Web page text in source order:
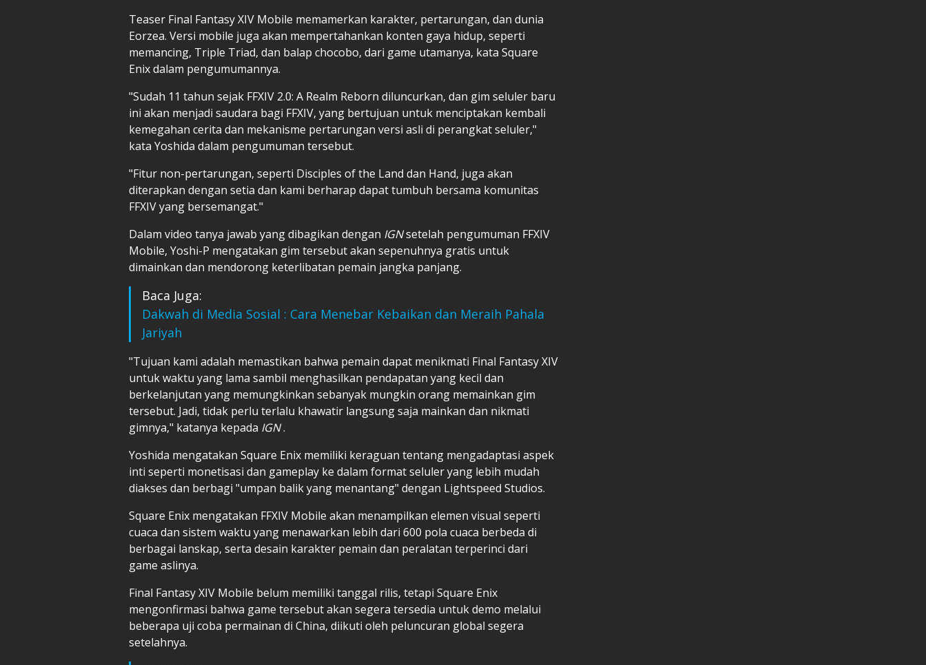
Teaser Final Fantasy XIV Mobile memamerkan karakter, pertarungan, dan dunia
Eorzea. Versi mobile juga akan mempertahankan konten gaya hidup, seperti
memancing, Triple Triad, dan balap chocobo, dari game utamanya, kata Square
Enix dalam pengumumannya.
"Sudah 11 tahun sejak FFXIV 2.0: A Realm Reborn diluncurkan, dan gim seluler baru
ini akan menjadi saudara bagi FFXIV, yang bertujuan untuk menciptakan kembali
kemegahan cerita dan mekanisme pertarungan versi asli di perangkat seluler,"
kata Yoshida dalam pengumuman tersebut.
"Fitur non-pertarungan, seperti Disciples of the Land dan Hand, juga akan
diterapkan dengan setia dan kami berharap dapat tumbuh bersama komunitas
FFXIV yang bersemangat."
Dalam video tanya jawab yang dibagikan dengan IGNsetelah pengumuman FFXIV
Mobile, Yoshi-P mengatakan gim tersebut akan sepenuhnya gratis untuk
dimainkan dan mendorong keterlibatan pemain jangka panjang.
Baca Juga:
Dakwah di Media Sosial : Cara Menebar Kebaikan dan Meraih Pahala
Jariyah
"Tujuan kami adalah memastikan bahwa pemain dapat menikmati Final Fantasy XIV
untuk waktu yang lama sambil menghasilkan pendapatan yang kecil dan
berkelanjutan yang memungkinkan sebanyak mungkin orang memainkan gim
tersebut. Jadi, tidak perlu terlalu khawatir langsung saja mainkan dan nikmati
gimnya," katanya kepada IGN.
Yoshida mengatakan Square Enix memiliki keraguan tentang mengadaptasi aspek
inti seperti monetisasi dan gameplay ke dalam format seluler yang lebih mudah
diakses dan berbagi "umpan balik yang menantang" dengan Lightspeed Studios.
Square Enix mengatakan FFXIV Mobile akan menampilkan elemen visual seperti
cuaca dan sistem waktu yang menawarkan lebih dari 600 pola cuaca berbeda di
berbagai lanskap, serta desain karakter pemain dan peralatan terperinci dari
game aslinya.
Final Fantasy XIV Mobile belum memiliki tanggal rilis, tetapi Square Enix
mengonfirmasi bahwa game tersebut akan segera tersedia untuk demo melalui
beberapa uji coba permainan di China, diikuti oleh peluncuran global segera
setelahnya.